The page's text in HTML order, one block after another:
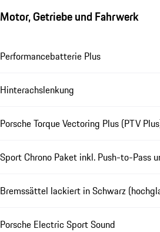
Motor, Getriebe und Fahrwerk
Performancebatterie Plus
Hinterachslenkung
Porsche Torque Vectoring Plus (PTV
Sport Chrono Paket inkl. Push-to-Pass
Bremssättel lackiert in Schwarz
Porsche Electric Sport Sound